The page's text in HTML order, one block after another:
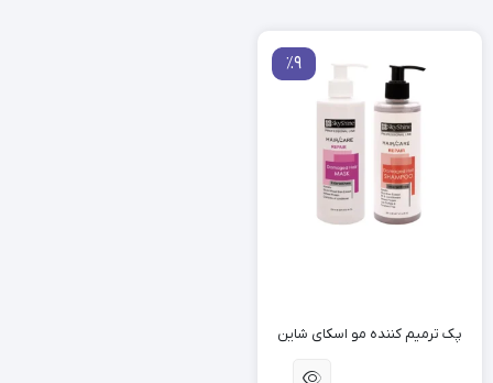
٪9
پک ترمیم کننده مو اسکای شاین